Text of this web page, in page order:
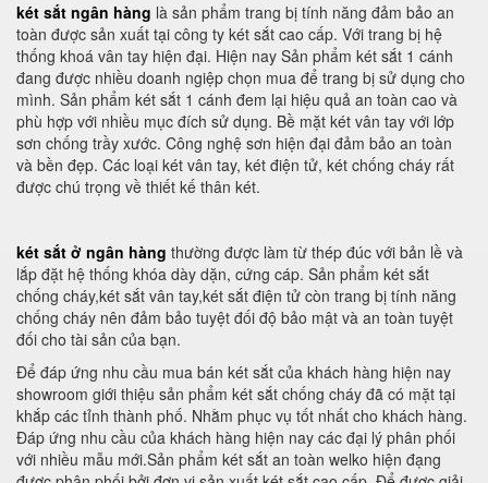
két sắt ngân hàng là sản phẩm trang bị tính năng đảm bảo an
toàn được sản xuất tại công ty két sắt cao cấp. Với trang bị hệ
thống khoá vân tay hiện đại. Hiện nay Sản phẩm két sắt 1 cánh
đang được nhiều doanh ngiệp chọn mua để trang bị sử dụng cho
mình. Sản phẩm két sắt 1 cánh đem lại hiệu quả an toàn cao và
phù hợp với nhiều mục đích sử dụng. Bề mặt két vân tay với lớp
sơn chống trầy xước. Công nghệ sơn hiện đại đảm bảo an toàn
và bền đẹp. Các loại két vân tay, két điện tử, két chống cháy rất
được chú trọng về thiết kế thân két.
két sắt ở ngân hàng thường được làm từ thép đúc với bản lề và
lắp đặt hệ thống khóa dày dặn, cứng cáp. Sản phẩm két sắt
chống cháy,két sắt vân tay,két sắt điện tử còn trang bị tính năng
chống cháy nên đảm bảo tuyệt đối độ bảo mật và an toàn tuyệt
đối cho tài sản của bạn.
Để đáp ứng nhu cầu mua bán két sắt của khách hàng hiện nay
showroom giới thiệu sản phẩm két sắt chống cháy đã có mặt tại
khắp các tỉnh thành phố. Nhằm phục vụ tốt nhất cho khách hàng.
Đáp ứng nhu cầu của khách hàng hiện nay các đại lý phân phối
với nhiều mẫu mới.Sản phẩm két sắt an toàn welko hiện đạng